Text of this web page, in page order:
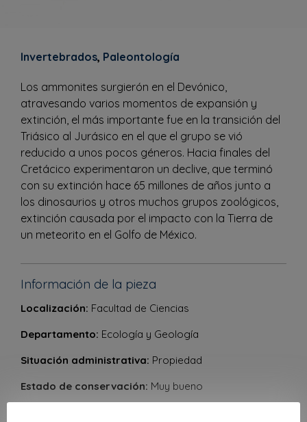
Invertebrados, Paleontología
Los ammonites surgierón en el Devónico,
atravesando varios momentos de expansión y
extinción, el más importante fue en la transición del
Triásico al Jurásico en el que el grupo se vió
reducido a unos pocos géneros. Hacia finales del
Cretácico experimentaron un declive, que terminó
con su extinción hace 65 millones de años junto a
los dinosaurios y otros muchos grupos zoológicos,
extinción causada por el impacto con la Tierra de
un meteorito en el Golfo de México.
Información de la pieza
Localización: Facultad de Ciencias
Departamento: Ecología y Geología
Situación administrativa: Propiedad
Estado de conservación: Muy bueno